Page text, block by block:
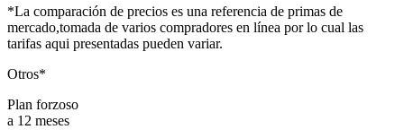
*La comparación de precios es una referencia de primas de
mercado,tomada de varios compradores en línea por lo cual las
tarifas aqui presentadas pueden variar.
Otros*
Plan forzoso
a 12 meses